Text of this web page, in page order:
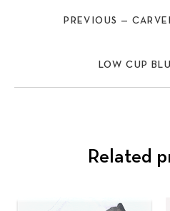
PREVIOUS —
LOW CUP
Related